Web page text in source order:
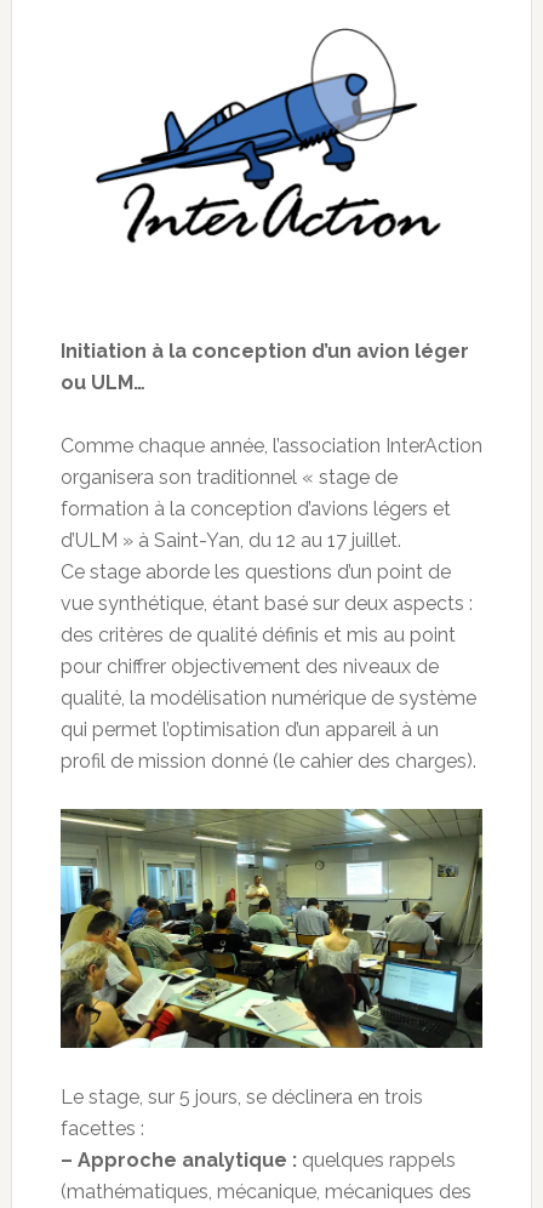
Initiation à la conception d’un avion léger
ou ULM…
Comme chaque année, l’association InterAction
organisera son traditionnel « stage de
formation à la conception d’avions légers et
d’ULM » à Saint-Yan, du 12 au 17 juillet.
Ce stage aborde les questions d’un point de
vue synthétique, étant basé sur deux aspects :
des critères de qualité définis et mis au point
pour chiffrer objectivement des niveaux de
qualité, la modélisation numérique de système
qui permet l’optimisation d’un appareil à un
profil de mission donné (le cahier des charges).
Le stage, sur 5 jours, se déclinera en trois
facettes :
– Approche analytique :quelques rappels
(mathématiques, mécanique, mécaniques des